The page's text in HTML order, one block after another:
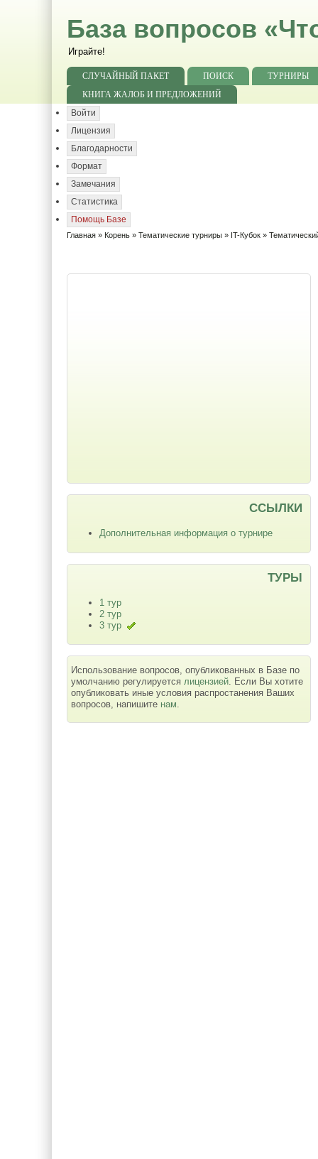
База вопросов
Играйте!
СЛУЧАЙНЫЙ ПАКЕТ ПОИСК
ТУРНИРЫ
КНИГА ЖАЛОБ И ПРЕДЛОЖЕНИЙ
Войти
Лицензия
Благодарности
Формат
Замечания
Статистика
Помощь Базе
Главная » Корень » Тематические турниры » IT-Кубок »
ССЫЛКИ
Дополнительная информация о турнире
ТУРЫ
1 тур
2 тур
3 тур
Использование вопросов, опубликованных в Базе по
умолчанию регулируется лицензией . Если Вы хотите
опубликовать иные условия распростанения Ваших
вопросов, напишите нам